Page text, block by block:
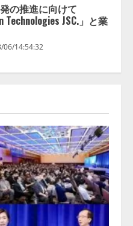
】次世代AIプラットフ
TAIZA」および新サービ
記者発表会を開催
07/17:53:45
設定操作できる機能を
07/13:53:50
業のAI導入・活用に関
AIを組織として導入で
業は26.8％。AI導入企
が、自社でのAI導入・
手くいっている」と回